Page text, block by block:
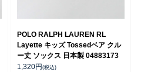
POLO RALPH LAUREN RL
Layette キッズ Tossedベア クル
ー丈 ソックス 日本製 04883173
1,320円 (税込)